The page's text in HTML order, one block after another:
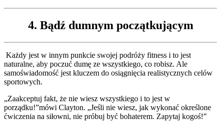
4. Bądź dumnym początkującym
Każdy jest w innym punkcie swojej podróży fitness i to jest
naturalne, aby poczuć dumę ze wszystkiego, co robisz. Ale
samoświadomość jest kluczem do osiągnięcia realistycznych celów
sportowych.
„Zaakceptuj fakt, że nie wiesz wszystkiego i to jest w
porządku!”mówi Clayton. „Jeśli nie wiesz, jak wykonać określone
ćwiczenia na siłowni, nie próbuj być bohaterem. Zapytaj kogoś!”